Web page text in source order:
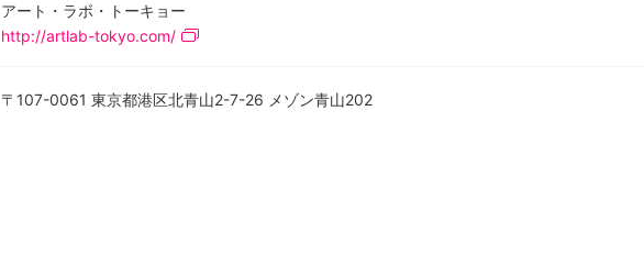
アート・ラボ・トーキョー
http://artlab-tokyo.com/
〒107-0061 東京都港区北青山2-7-26 メゾン青山202